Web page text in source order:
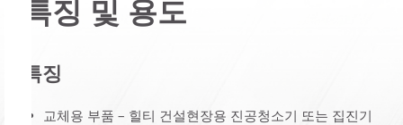
특징 및 용도
특징
교체용 부품 – 힐티 건설현장용 진공청소기 또는 집진기